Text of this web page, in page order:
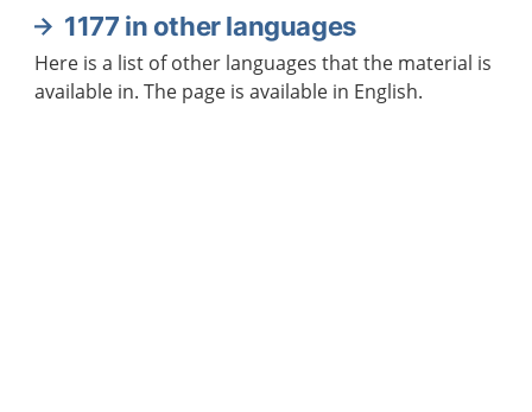
1177 in other languages
Here is a list of other languages that the material is
available in. The page is available in English.